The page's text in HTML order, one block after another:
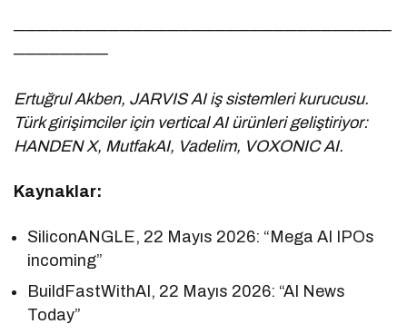
────────────────────────────────
────────
Ertuğrul Akben, JARVIS AI iş sistemleri kurucusu.
Türk girişimciler için vertical AI ürünleri geliştiriyor:
HANDEN X, MutfakAI, Vadelim, VOXONIC AI.
Kaynaklar:
SiliconANGLE, 22 Mayıs 2026: “Mega AI IPOs
incoming”
BuildFastWithAI, 22 Mayıs 2026: “AI News
Today”